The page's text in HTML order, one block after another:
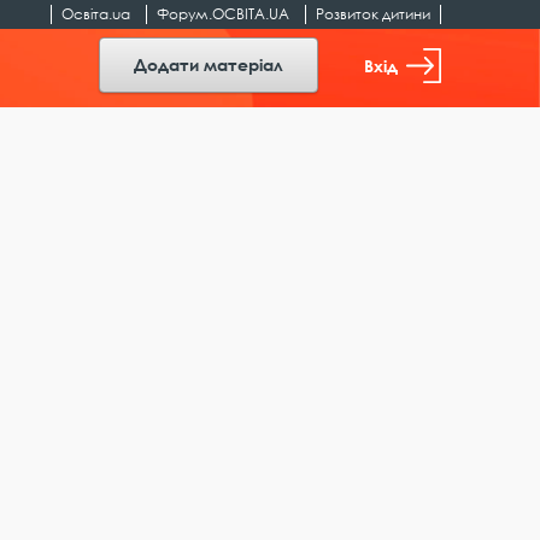
Освіта.ua Форум.ОСВІТА.UA Розвиток дитини
Додати матеріал Вхід